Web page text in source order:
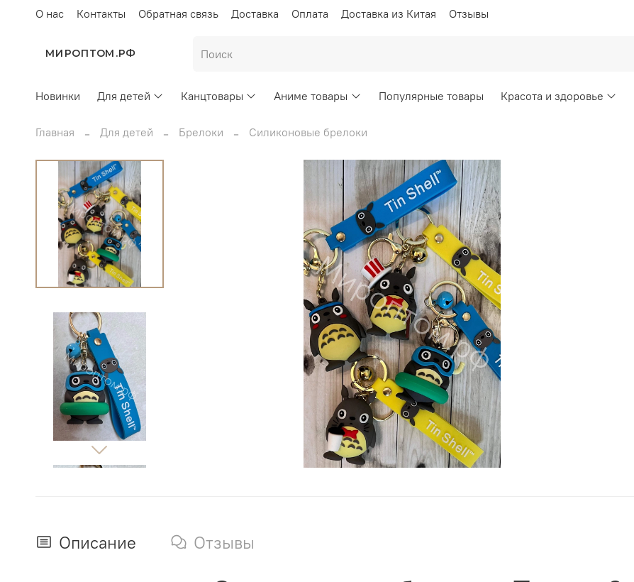
О нас Контакты Обратная связь Доставка Оплата Доставка из Китая Отзывы
МИРОПТОМ.РФ
Новинки Для детей Канцтовары Аниме товары Популярные товары Красота и здоровье
Главная Для детей Брелоки Силиконовые брелоки
Описание Отзывы